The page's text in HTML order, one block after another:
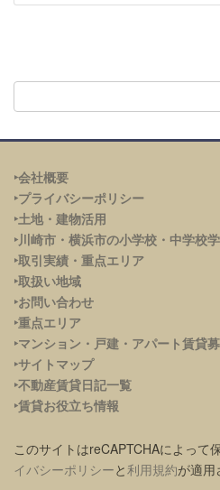
‣会社概要
‣プライバシーポリシー
‣土地・建物活用
‣川崎市・横浜市の小学校・中学校
‣取引実績・重点エリア
‣取扱い地域
‣お問い合わせ
‣重点エリア
‣マンション・戸建・アパート賃貸
‣サイトマップ
‣不動産賃貸日記一覧
‣賃貸お役立ち情報
このサイトはreCAPTCHAによって
イバシーポリシーと利用規約が適用